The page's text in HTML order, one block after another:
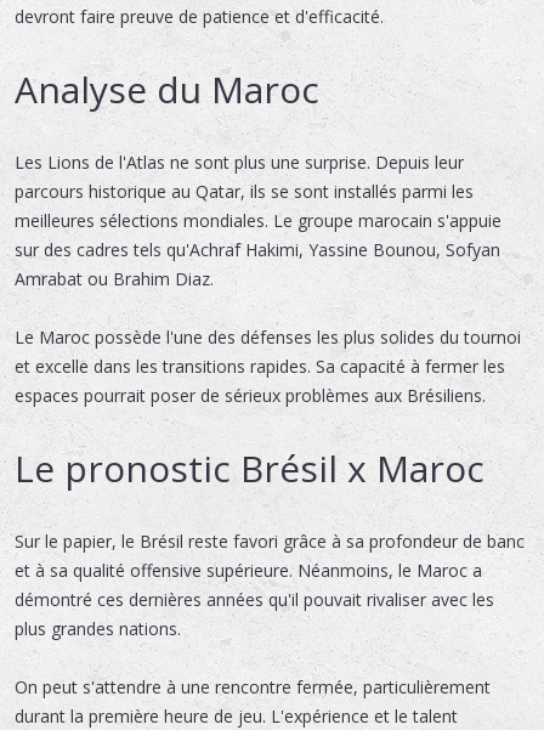
devront faire preuve de patience et d'efficacité.
Analyse du Maroc
Les Lions de l'Atlas ne sont plus une surprise. Depuis leur
parcours historique au Qatar, ils se sont installés parmi les
meilleures sélections mondiales. Le groupe marocain s'appuie
sur des cadres tels qu'Achraf Hakimi, Yassine Bounou, Sofyan
Amrabat ou Brahim Diaz.
Le Maroc possède l'une des défenses les plus solides du tournoi
et excelle dans les transitions rapides. Sa capacité à fermer les
espaces pourrait poser de sérieux problèmes aux Brésiliens.
Le pronostic Brésil x Maroc
Sur le papier, le Brésil reste favori grâce à sa profondeur de banc
et à sa qualité offensive supérieure. Néanmoins, le Maroc a
démontré ces dernières années qu'il pouvait rivaliser avec les
plus grandes nations.
On peut s'attendre à une rencontre fermée, particulièrement
durant la première heure de jeu. L'expérience et le talent